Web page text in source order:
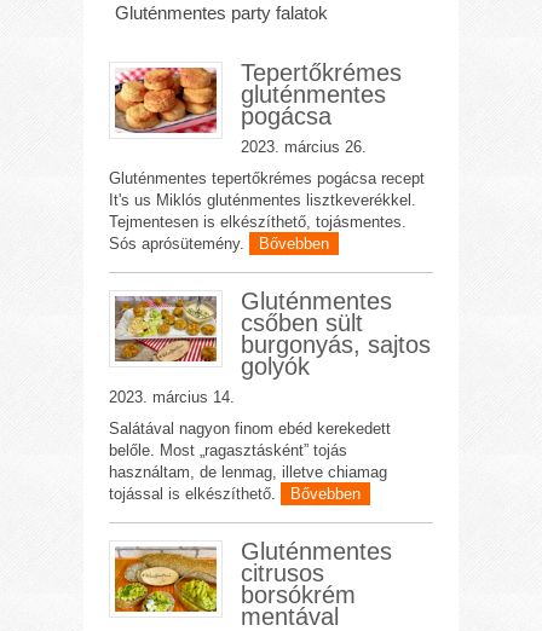
Gluténmentes party falatok
Tepertőkrémes
gluténmentes
pogácsa
2023. március 26.
Gluténmentes tepertőkrémes pogácsa recept
It's us Miklós gluténmentes lisztkeverékkel.
Tejmentesen is elkészíthető, tojásmentes.
Sós aprósütemény.
Bővebben
Gluténmentes
csőben sült
burgonyás, sajtos
golyók
2023. március 14.
Salátával nagyon finom ebéd kerekedett
belőle. Most „ragasztásként” tojás
használtam, de lenmag, illetve chiamag
tojással is elkészíthető.
Bővebben
Gluténmentes
citrusos
borsókrém
mentával